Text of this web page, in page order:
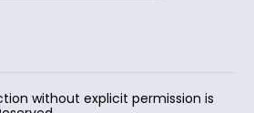
without explicit permission is